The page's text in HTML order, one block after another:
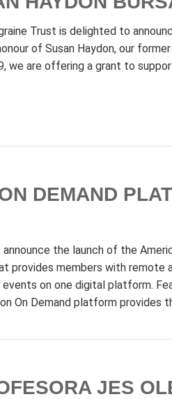
Trust is delighted to
of Susan Haydon, our
we are offering a grant to
DEMAND
the launch of the
provides members with remote
on one digital platform.
On Demand platform provides
JES